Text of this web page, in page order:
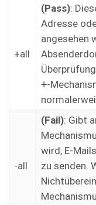
+all
(Pass):
Adresse
angesehen
+-
-all
(Fail): Gibt
wird, E-
zu senden.